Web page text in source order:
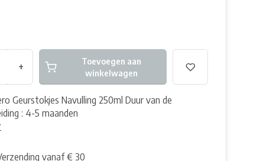
+
Toevoegen aan
winkelwagen
Geurstokjes Navulling 250ml Duur van de
: 4-5 maanden
vanaf € 30